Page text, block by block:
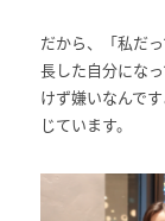
だから、「私だ
長した自分にな
けず嫌いなんで
じています。